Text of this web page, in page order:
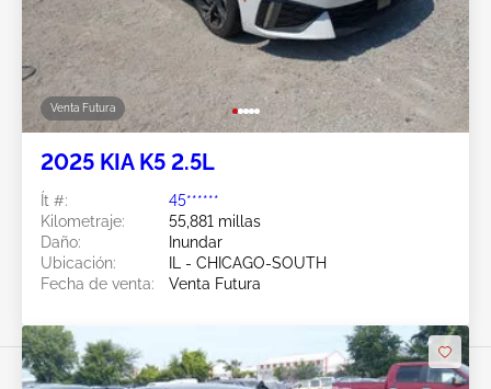
Venta Futura
2025 KIA K5 2.5L
Ít #:
45******
Kilometraje:
55,881 millas
Daño:
Inundar
Ubicación:
IL - CHICAGO-SOUTH
Fecha de venta:
Venta Futura